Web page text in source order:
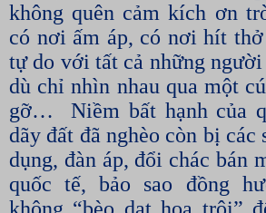
không quên cảm kích ơn
có nơi ấm áp, có nơi hít
tự do với tất cả những người
dù chỉ nhìn nhau qua một
gỡ…
Niềm bất hạnh của
dãy đất đã nghèo còn bị các
dụng, đàn áp, đổi chác bán
quốc tế, bảo sao đồng